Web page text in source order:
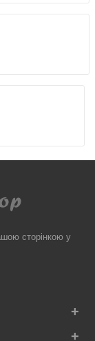
сторінкою у
+
+